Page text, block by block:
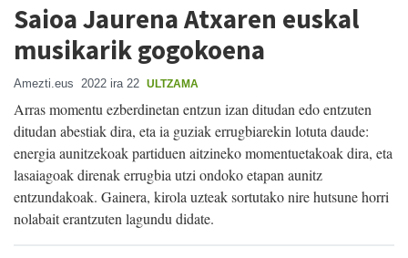
Saioa Jaurena Atxaren euskal
musikarik gogokoena
Amezti.eus 2022 ira 22 ULTZAMA
Arras momentu ezberdinetan entzun izan ditudan edo entzuten
ditudan abestiak dira, eta ia guziak errugbiarekin lotuta daude:
energia aunitzekoak partiduen aitzineko momentuetakoak dira, eta
lasaiagoak direnak errugbia utzi ondoko etapan aunitz
entzundakoak. Gainera, kirola uzteak sortutako nire hutsune horri
nolabait erantzuten lagundu didate.